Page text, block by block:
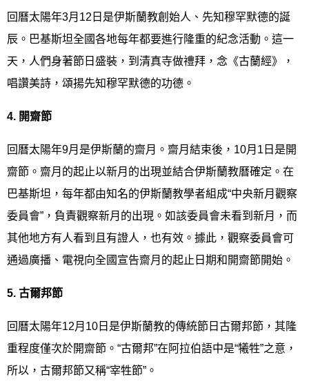
回曆太陽年3月12日是伊斯蘭教創始人、先知穆罕默德的誕
辰。巴基斯坦全國各地每年都要進行隆重的紀念活動。這一
天，人們身著節日盛裝，到清真寺做禮拜，念《古蘭經》，
唱讚美詩，頌揚先知穆罕默德的功德。
4. 開齋節
回曆太陽年9月是伊斯蘭的齋月。齋月結束後，10月1日是開
齋節。齋月的起止以新月的出現並結合伊斯蘭教曆確定。在
巴基斯坦，每年都由知名的伊斯蘭教學者組成“中央新月觀察
委員會”，負責觀察新月的出現。如該委員會未看到新月，而
其他地方有人看到且有證人，也有效。據此，觀察委員會可
通過廣播、電視向全國宣告齋月的起止日期和開齋節開始。
5. 古爾邦節
回曆太陽年12月10日是伊斯蘭教的傳統節日古爾邦節，其隆
重程度僅次於開齋節。“古爾邦”在阿拉伯語中是“犧牲”之意，
所以，古爾邦節又稱“宰牲節”。